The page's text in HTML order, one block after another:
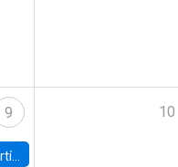
9
UC
10